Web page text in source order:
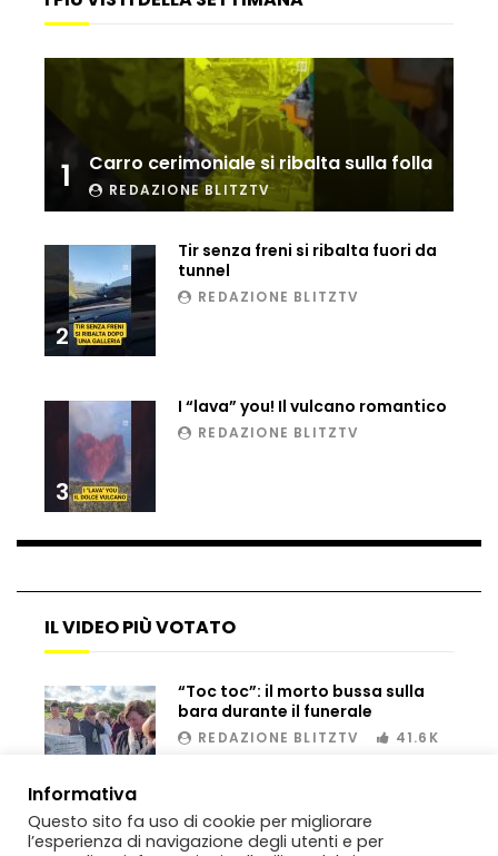
Marte, gli spettacolari panorami del
pianeta rosso
cabina
Sex Toys del futuro, presentato al Ces
di Las Vegas il vibratore che va a ritmo
Reels, il clone di Tik Tok per Instagram
l’ascensore
riservata agli amici più stretti
1 Carro cerimoniale si ribalta sulla folla
REDAZIONE BLITZTV
2
Tir senza freni si ribalta fuori da
tunnel
REDAZIONE BLITZTV
3
I “lava” you! Il vulcano romantico
REDAZIONE BLITZTV
IL VIDEO PIÙ VOTATO
00:02
“Toc toc”: il morto bussa sulla
bara durante il funerale
REDAZIONE BLITZTV 41.6K
Informativa
Questo sito fa uso di cookie per migliorare
l’esperienza di navigazione degli utenti e per